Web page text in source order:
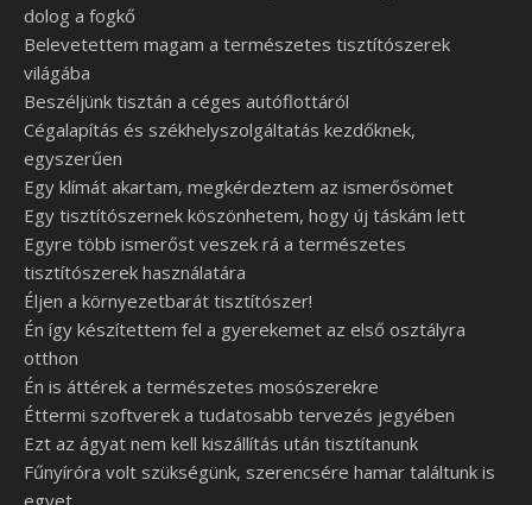
dolog a fogkő
Belevetettem magam a természetes tisztítószerek
világába
Beszéljünk tisztán a céges autóflottáról
Cégalapítás és székhelyszolgáltatás kezdőknek,
egyszerűen
Egy klímát akartam, megkérdeztem az ismerősömet
Egy tisztítószernek köszönhetem, hogy új táskám lett
Egyre több ismerőst veszek rá a természetes
tisztítószerek használatára
Éljen a környezetbarát tisztítószer!
Én így készítettem fel a gyerekemet az első osztályra
otthon
Én is áttérek a természetes mosószerekre
Éttermi szoftverek a tudatosabb tervezés jegyében
Ezt az ágyat nem kell kiszállítás után tisztítanunk
Fűnyíróra volt szükségünk, szerencsére hamar találtunk is
egyet